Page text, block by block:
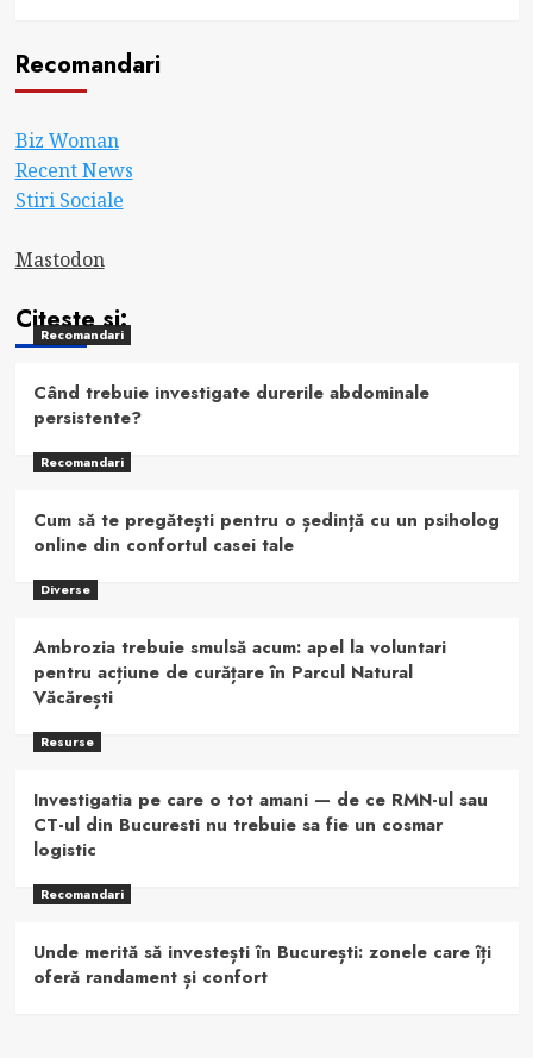
Recomandari
Biz Woman
Recent News
Stiri Sociale
Mastodon
Citeste si:
Recomandari
Când trebuie investigate durerile abdominale
persistente?
Recomandari
Cum să te pregătești pentru o ședință cu un psiholog
online din confortul casei tale
Diverse
Ambrozia trebuie smulsă acum: apel la voluntari
pentru acțiune de curățare în Parcul Natural
Văcărești
Resurse
Investigatia pe care o tot amani — de ce RMN-ul sau
CT-ul din Bucuresti nu trebuie sa fie un cosmar
logistic
Recomandari
Unde merită să investești în București: zonele care îți
oferă randament și confort